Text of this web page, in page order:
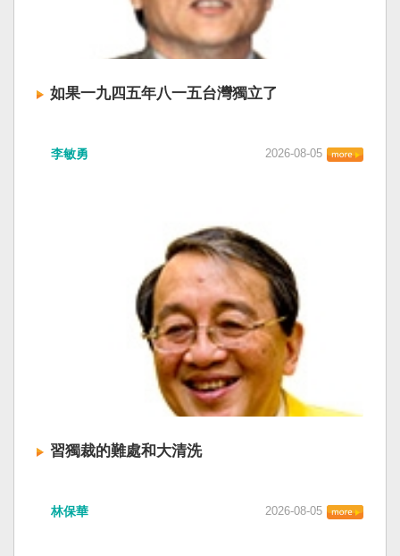
如果一九四五年八一五台灣獨立了
李敏勇 2026-08-05
習獨裁的難處和大清洗
林保華 2026-08-05